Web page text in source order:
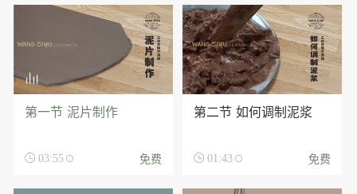

第一节 泥片制作
 03:55 免费
第二节 如何调制泥浆
 01:43 免费